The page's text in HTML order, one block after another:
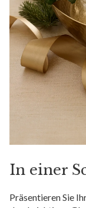
In einer
Präsentieren Sie